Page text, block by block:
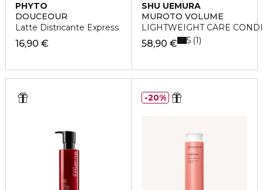
PHYTO
DOUCEOUR
Latte Districante Express
16,90 €
SHU UEMURA
MUROTO VOLUME
LIGHTWEIGHT CARE
58,90 € 5 1
20%